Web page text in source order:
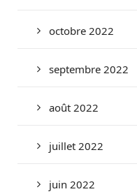
octobre 2022
septembre 2022
août 2022
juillet 2022
juin 2022